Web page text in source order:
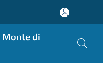
Monte di